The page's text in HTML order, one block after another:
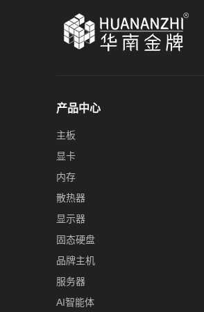
产品中心
主板
显卡
内存
散热器
显示器
固态硬盘
品牌主机
服务器
AI智能体